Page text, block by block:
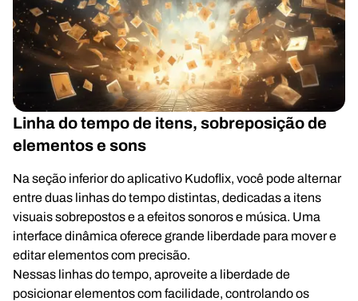
Linha do tempo de itens, sobreposição de
elementos e sons
Na seção inferior do aplicativo Kudoflix, você pode alternar
entre duas linhas do tempo distintas, dedicadas a itens
visuais sobrepostos e a efeitos sonoros e música. Uma
interface dinâmica oferece grande liberdade para mover e
editar elementos com precisão.
Nessas linhas do tempo, aproveite a liberdade de
posicionar elementos com facilidade, controlando os